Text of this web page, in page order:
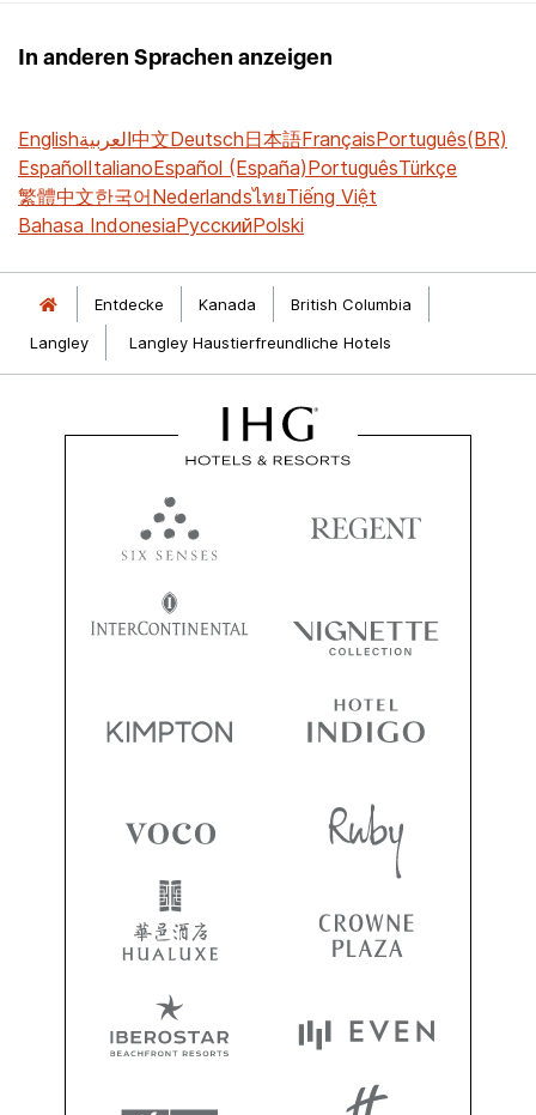
In anderen Sprachen anzeigen
Englishالعربية中文Deutsch日本語FrançaisPortuguês(BR)
EspañolItalianoEspañol (España)PortuguêsTürkçe
繁體中文한국어NederlandsไทยTiếng Việt
Bahasa IndonesiaРусскийPolski
Entdecke Kanada
British Columbia
Langley
Langley Haustierfreundliche Hotels